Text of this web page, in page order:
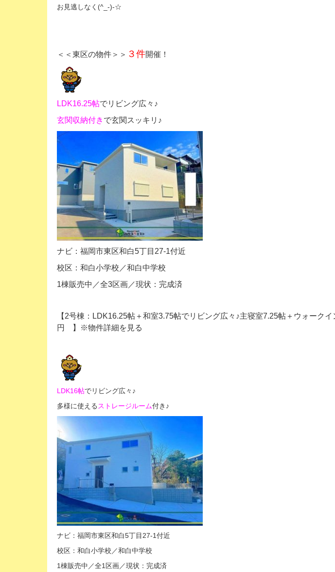
お見逃しなく(^_-)-☆
＜＜東区の物件＞＞ ３件開催！
LDK16.25帖でリビング広々♪
玄関収納付き で玄関スッキリ♪
ナビ：福岡市東区和白5丁目27-1付近
校区：和白小学校／和白中学校
1棟販売中／全3区画／現状：完成済
【2号棟：LDK16.25帖＋和室3.75帖でリビング広々♪主寝室7.25帖＋ウォーク
円 】※物件詳細を見る
LDK16帖でリビング広々♪
多様に使える ストレージルーム付き♪
ナビ：福岡市東区和白5丁目27-1付近
校区：和白小学校／和白中学校
1棟販売中／全1区画／現状：完成済